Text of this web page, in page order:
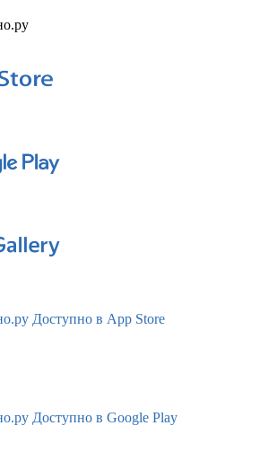
Доступно в App Store
Доступно в Google Play